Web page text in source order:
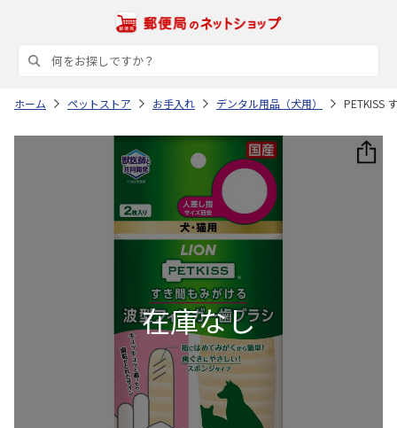
ホーム ペットストア お手入れ デンタル用品（犬用） PETKISS